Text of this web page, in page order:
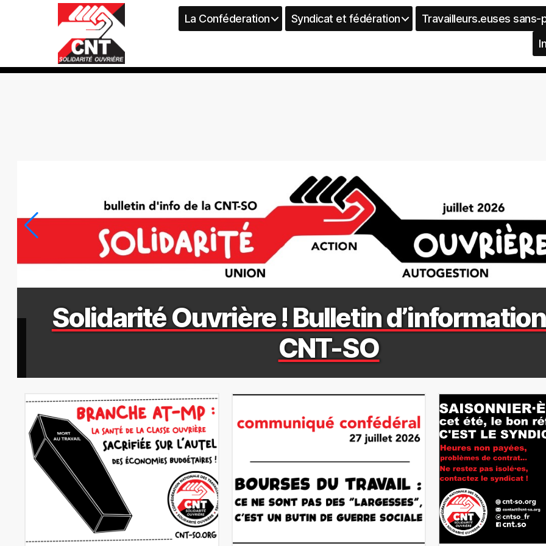
La Conféderation Syndicat et fédération Travailleurs.euses sans-
Solidarité Ouvrière ! Bulletin
CNT-SO